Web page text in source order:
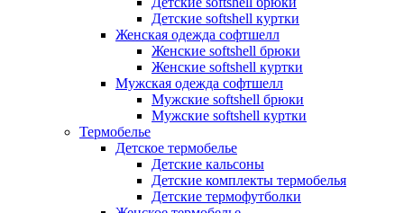
Детские softshell куртки
Женская одежда софтшелл
Женские softshell брюки
Женские softshell куртки
Мужская одежда софтшелл
Мужские softshell брюки
Мужские softshell куртки
Термобелье
Детское термобелье
Детские кальсоны
Детские комплекты термобелья
Детские термофутболки